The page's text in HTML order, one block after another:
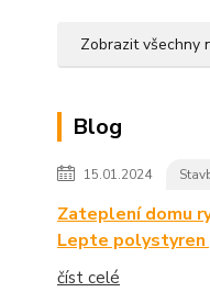
Zobrazit všechny
Blog
15.01.2024
Zateplení domu
Lepte polystyren
číst celé